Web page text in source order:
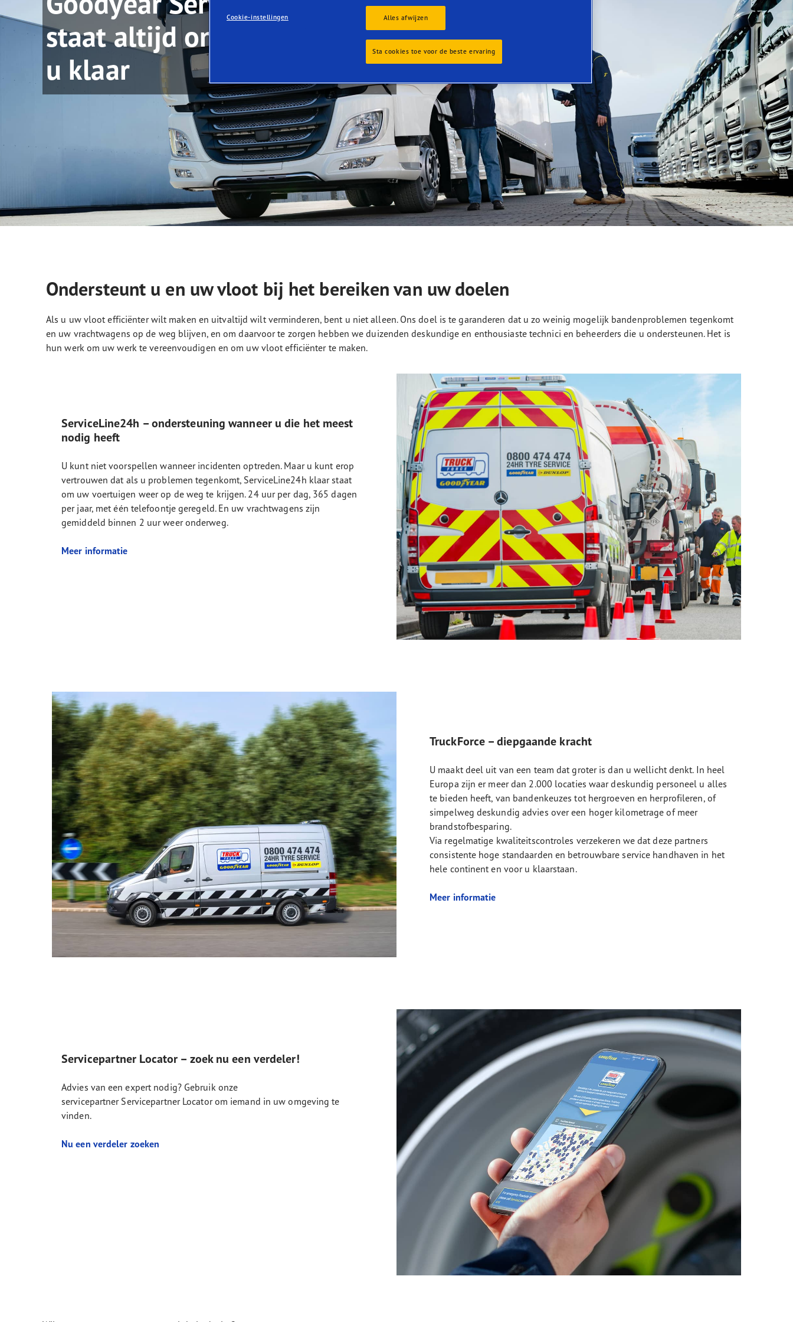
Tires-as-a-Service
staat altijd onderweg voor
u klaar
Ondersteunt u en uw vloot bij het bereiken van uw doelen
Als u uw vloot efficiënter wilt maken en uitvaltijd wilt verminderen, bent u niet alleen. Ons doel is te garanderen dat u zo weinig mogelijk bandenproblemen tegenkomt
en uw vrachtwagens op de weg blijven, en om daarvoor te zorgen hebben we duizenden deskundige en enthousiaste technici en beheerders die u ondersteunen. Het is
hun werk om uw werk te vereenvoudigen en om uw vloot efficiënter te maken.
ServiceLine24h – ondersteuning wanneer u die het meest
nodig heeft
U kunt niet voorspellen wanneer incidenten optreden. Maar u kunt erop
vertrouwen dat als u problemen tegenkomt, ServiceLine24h klaar staat
om uw voertuigen weer op de weg te krijgen. 24 uur per dag, 365 dagen
per jaar, met één telefoontje geregeld. En uw vrachtwagens zijn
gemiddeld binnen 2 uur weer onderweg.
Meer informatie
TruckForce – diepgaande kracht
U maakt deel uit van een team dat groter is dan u wellicht denkt. In heel
Europa zijn er meer dan 2.000 locaties waar deskundig personeel u alles
te bieden heeft, van bandenkeuzes tot hergroeven en herprofileren, of
simpelweg deskundig advies over een hoger kilometrage of meer
brandstofbesparing.
Via regelmatige kwaliteitscontroles verzekeren we dat deze partners
consistente hoge standaarden en betrouwbare service handhaven in het
hele continent en voor u klaarstaan.
Meer informatie
Servicepartner Locator – zoek nu een verdeler!
Advies van een expert nodig? Gebruik onze
servicepartner Servicepartner Locator om iemand in uw omgeving te
vinden.
Nu een verdeler zoeken
Cookie-instellingen Alles afwijzen
Sta cookies toe voor de beste ervaring